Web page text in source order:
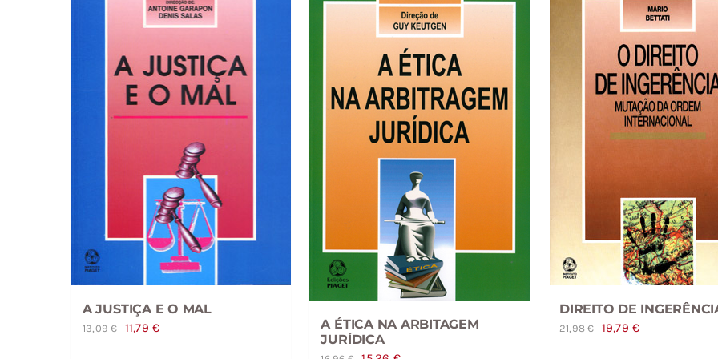
A JUSTIÇA E O MAL
13,09€
O
11,79€O
A ÉTICA NA ARBITAGEM
JURÍDICA
DIREITO DE
21,98€
O
19,79€O